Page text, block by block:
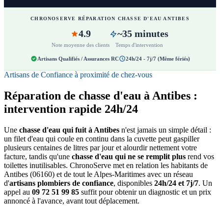
CHRONOSERVE RÉPARATION CHASSE D'EAU ANTIBES
4.9
Note moyenne des clients
~35 minutes
Temps d'intervention
Artisans Qualifiés / Assurances RC 24h/24 - 7j/7 (Même fériés)
Artisans de Confiance à proximité de chez-vous
Réparation de chasse d'eau à Antibes :
intervention rapide 24h/24
Une chasse d'eau qui fuit à Antibes n'est jamais un simple détail :
un filet d'eau qui coule en continu dans la cuvette peut gaspiller
plusieurs centaines de litres par jour et alourdir nettement votre
facture, tandis qu'une chasse d'eau qui ne se remplit plus rend vos
toilettes inutilisables. ChronoServe met en relation les habitants de
Antibes (06160) et de tout le Alpes-Maritimes avec un réseau
d'artisans plombiers de confiance, disponibles 24h/24 et 7j/7. Un
appel au 09 72 51 99 85 suffit pour obtenir un diagnostic et un prix
annoncé à l'avance, avant tout déplacement.